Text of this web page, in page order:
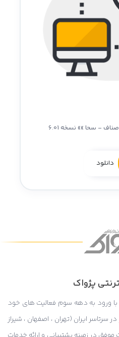
- سحا »» نسخه 6.01
دانلود
پژواک
با ورود به دهه سوم فعالیت های خود
سرتاسر ایران (تهران ، اصفهان ، شیراز